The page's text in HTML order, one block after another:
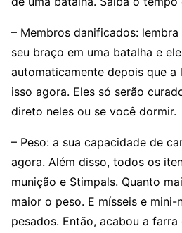
– Membros danificados:
seu braço em uma batalha e
automaticamente depois que a
isso agora. Eles só serão
direto neles ou se você dormir.
– Peso: a sua capacidade de
agora. Além disso, todos os
munição e Stimpals. Quanto
maior o peso. E mísseis e mini-
pesados. Então, acabou a